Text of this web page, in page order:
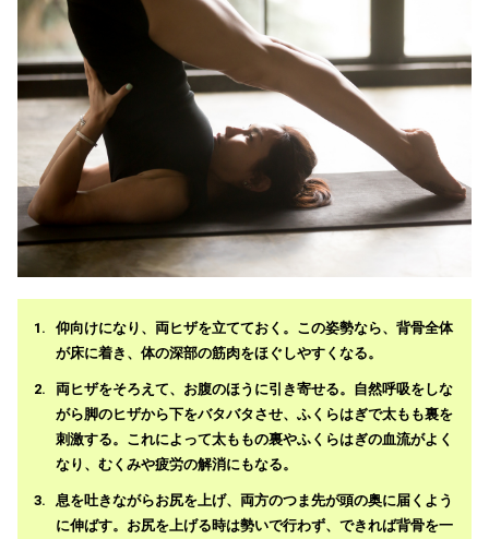
仰向けになり、両ヒザを立てておく。この姿勢なら、背骨全体
が床に着き、体の深部の筋肉をほぐしやすくなる。
両ヒザをそろえて、お腹のほうに引き寄せる。自然呼吸をしな
がら脚のヒザから下をバタバタさせ、ふくらはぎで太もも裏を
刺激する。これによって太ももの裏やふくらはぎの血流がよく
なり、むくみや疲労の解消にもなる。
息を吐きながらお尻を上げ、両方のつま先が頭の奥に届くよう
に伸ばす。お尻を上げる時は勢いで行わず、できれば背骨を一